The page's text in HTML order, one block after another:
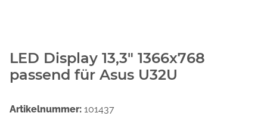
LED Display 13,3" 1366x768
passend für Asus U32U
Artikelnummer: 101437